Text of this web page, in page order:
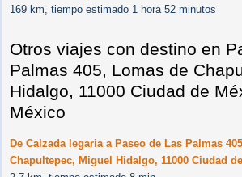
169 km, tiempo estimado 1 hora 52 minutos
Otros viajes con destino en
Palmas 405, Lomas de
Hidalgo, 11000 Ciudad de
México
De Calzada legaria a Paseo de Las Palmas
Chapultepec, Miguel Hidalgo, 11000 Ciudad